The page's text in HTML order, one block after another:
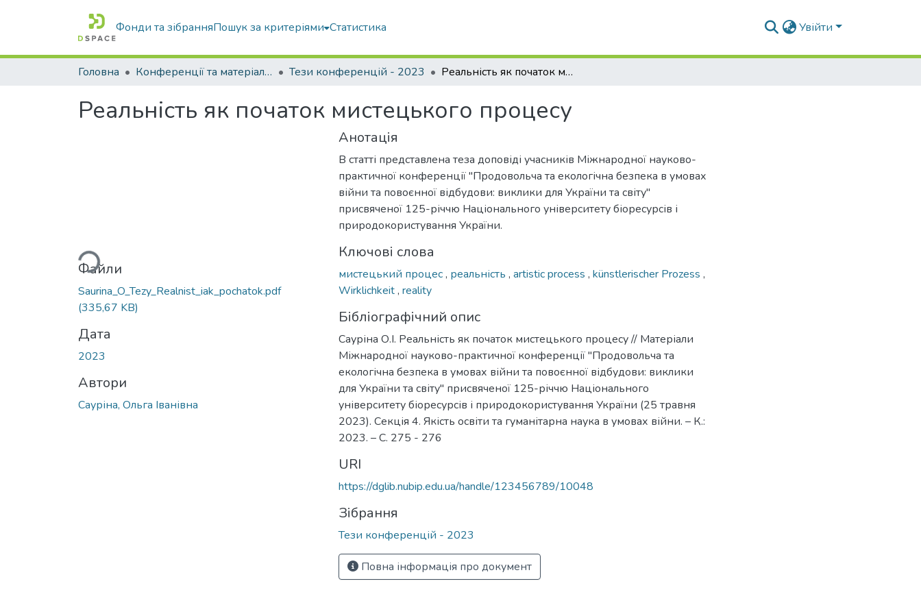
Фонди та зібранняПошук за критеріями Статистика Увійти
Головна Конференції та матеріали конференцій Тези конференцій - 2023 Реальність як початок мистецького процесу
Реальність як початок мистецького процесу
Вантажиться...
Файли
Saurina_O_Tezy_Realnist_iak_pochatok.pdf
(335,67 KB)
Дата
2023
Автори
Сауріна, Ольга Іванівна
Анотація
В статті представлена теза доповіді учасників Міжнародної науково-
практичної конференції "Продовольча та екологічна безпека в умовах
війни та повоєнної відбудови: виклики для України та світу"
присвяченої 125-річчю Національного університету біоресурсів і
природокористування України.
Ключові слова
мистецький процес, реальність , artistic process , künstlerischer Prozess ,
Wirklichkeit, reality
Бібліографічний опис
Сауріна О.І. Реальність як початок мистецького процесу // Матеріали
Міжнародної науково-практичної конференції "Продовольча та
екологічна безпека в умовах війни та повоєнної відбудови: виклики
для України та світу" присвяченої 125-річчю Національного
університету біоресурсів і природокористування України (25 травня
2023). Секція 4. Якість освіти та гуманітарна наука в умовах війни. – К.:
2023. – С. 275 - 276
URI
https://dglib.nubip.edu.ua/handle/123456789/10048
Зібрання
Тези конференцій - 2023
Повна інформація про документ